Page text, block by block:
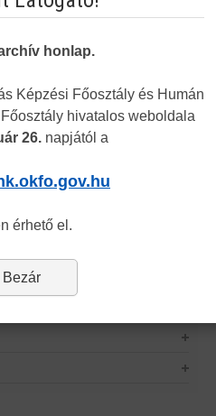
Szakkönyvtár
- szakképzés fejlesztés
honlap.
Képzési Főosztály és Humán
hivatalos weboldala
26.napjától a
érhető el.
Bezár